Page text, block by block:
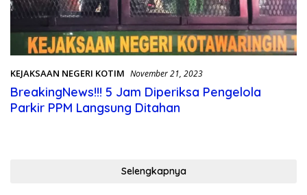
KEJAKSAAN NEGERI KOTIM November 21, 2023
BreakingNews!!! 5 Jam Diperiksa Pengelola
Parkir PPM Langsung Ditahan
Selengkapnya